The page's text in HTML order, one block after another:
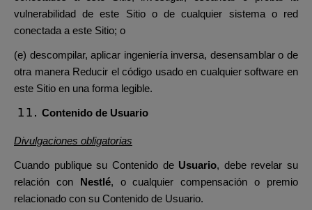
vulnerabilidad de este Sitio o de cualquier sistema o red
conectada a este Sitio; o
(e) descompilar, aplicar ingeniería inversa, desensamblar o de
otra manera Reducir el código usado en cualquier software en
este Sitio en una forma legible.
Contenido de Usuario
Divulgaciones obligatorias
Cuando publique su Contenido de Usuario, debe revelar su
relación con
Nestlé, o cualquier compensación o premio
relacionado con su Contenido de Usuario.